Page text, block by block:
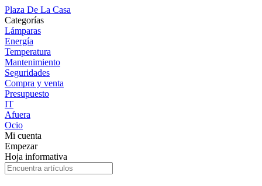
Plaza De La Casa
Categorías
Lámparas
Energía
Temperatura
Mantenimiento
Seguridades
Compra y venta
Presupuesto
IT
Afuera
Ocio
Mi cuenta
Empezar
Hoja informativa